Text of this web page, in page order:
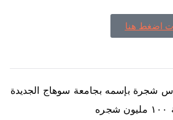
اضغط هنا
شجرة بإسمه بجامعة سوهاج الجديدة